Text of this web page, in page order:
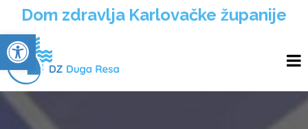
Open toolbar
Dom zdravlja Karlovačke županije